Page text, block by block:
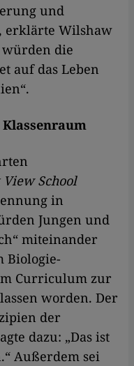
und
erklärte Wilshaw
die
auf das Leben
School
in
Jungen und
miteinander
Biologie-
Curriculum zur
worden. Der
der
dazu: „Das ist
Außerdem sei